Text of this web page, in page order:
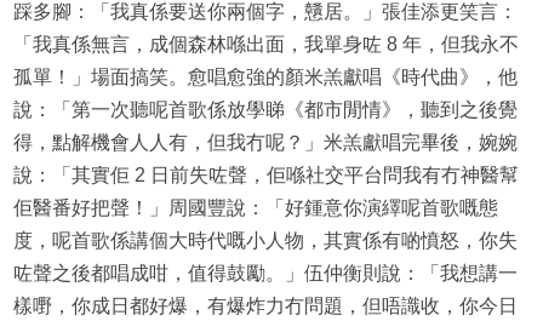
踩多腳：「我真係要送你兩個字，戇居。」張佳添更笑言：
「我真係無言，成個森林喺出面，我單身咗 8 年，但我永不
孤單！」場面搞笑。愈唱愈強的顏米羔獻唱《時代曲》，他
說：「第一次聽呢首歌係放學睇《都市閒情》，聽到之後覺
得，點解機會人人有，但我冇呢？」米羔獻唱完畢後，婉婉
說：「其實佢 2 日前失咗聲，佢喺社交平台問我有冇神醫幫
佢醫番好把聲！」周國豐說：「好鍾意你演繹呢首歌嘅態
度，呢首歌係講個大時代嘅小人物，其實係有啲憤怒，你失
咗聲之後都唱成咁，值得鼓勵。」伍仲衡則說：「我想講一
樣嘢，你成日都好爆，有爆炸力冇問題，但唔識收，你今日